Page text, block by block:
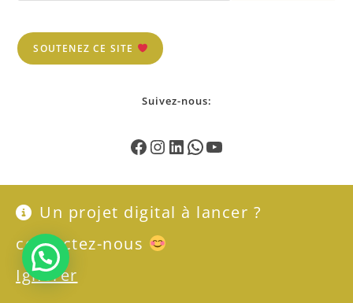
Un projet digital à lancer ?
contactez-nous
Ignorer
SOUTENEZ CE SITE
Suivez-nous: